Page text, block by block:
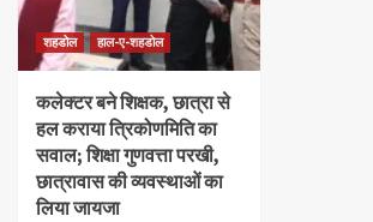
शहडोल हाल-ए-शहडोल
कलेक्टर बने शिक्षक, छात्रा से
हल कराया त्रिकोणमिति का
सवाल; शिक्षा गुणवत्ता परखी,
छात्रावास की व्यवस्थाओं का
लिया जायजा